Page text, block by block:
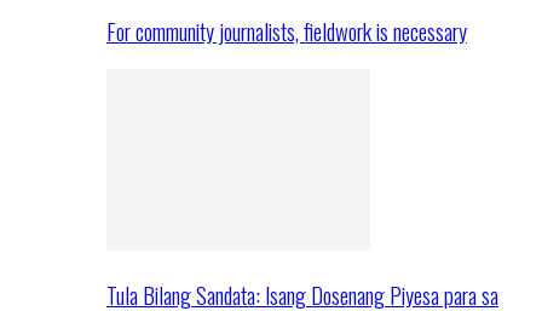
For community journalists, fieldwork is necessary
Tula Bilang Sandata: Isang Dosenang Piyesa para sa